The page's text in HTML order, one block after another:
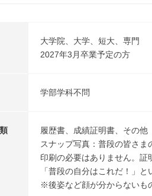
大学院、大学、短大、専門
2027年3月卒業予定の方
学部学科不問
履歴書、成績証明書、その他
スナップ写真：普段の皆さ
印刷の必要はありません。証
「普段の自分はこれだ！」
※後姿など顔が分からないも